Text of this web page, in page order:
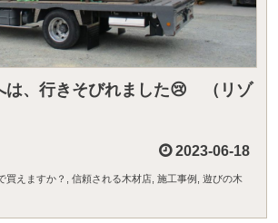
は、行きそびれました😢 （リゾ
2023-06-18
買えますか？ 信頼される木材店 施工事例 遊びの木